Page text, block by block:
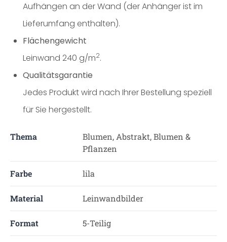
Aufhängen an der Wand (der Anhänger ist im
Lieferumfang enthalten).
Flächengewicht
Leinwand 240 g/m2.
Qualitätsgarantie
Jedes Produkt wird nach Ihrer Bestellung speziell
für Sie hergestellt.
Thema
Blumen, Abstrakt, Blumen &
Pflanzen
Farbe lila
Material Leinwandbilder
Format 5-Teilig